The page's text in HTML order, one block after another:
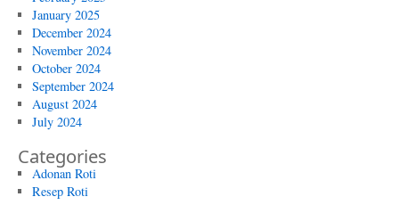
January 2025
December 2024
November 2024
October 2024
September 2024
August 2024
July 2024
Categories
Adonan Roti
Resep Roti